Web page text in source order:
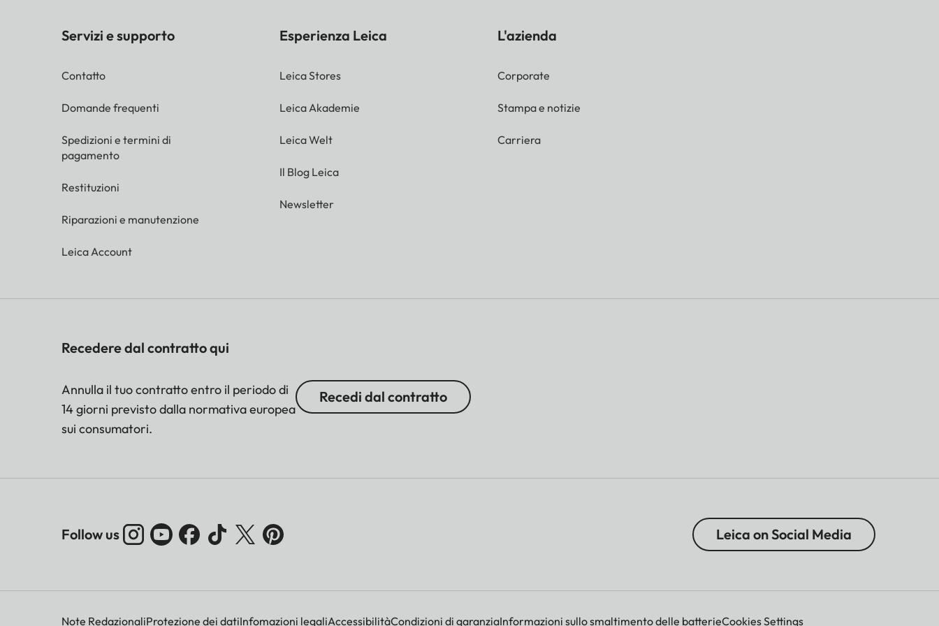
Servizi e supporto
Contatto
Domande frequenti
Spedizioni e termini di
pagamento
Restituzioni
Riparazioni e manutenzione
Leica Account
Esperienza Leica
Leica Stores
Leica Akademie
Leica Welt
Il Blog Leica
Newsletter
L'azienda
Corporate
Stampa e notizie
Carriera
Recedere dal contratto qui
Annulla il tuo contratto entro il periodo di
14 giorni previsto dalla normativa europea
sui consumatori.
Recedi dal contratto
Follow us Leica on Social Media
Note RedazionaliProtezione dei datiInfomazioni legaliAccessibilitàCondizioni di garanziaInformazioni sullo smaltimento delle batterieCookies Settings